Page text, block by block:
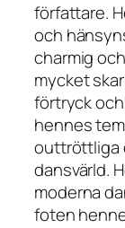
författare.
och
charmig
mycket
förtryck
hennes
outtröttliga
dansvärld.
moderna
foten